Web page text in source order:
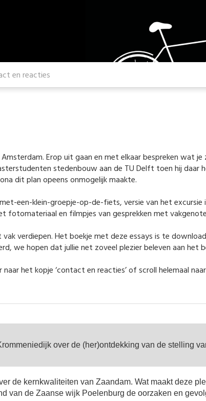
en reacties
Erop uit gaan en met elkaar bespreken wat
stedenbouw aan de TU Delft toen hij daar
dit plan opeens onmogelijk maakte.
een-klein-groepje-op-de-fiets, versie van het excursie
fotomateriaal en filmpjes van gesprekken met
verdiepen. Het boekje met deze essays is te
we hopen dat jullie net zoveel plezier beleven aan het
het kopje ‘contact en reacties’ of scroll helemaal
over de (her)ontdekking van de stelling
de kernkwaliteiten van Zaandam. Wat maakt deze
van de Zaanse wijk Poelenburg de oorzaken en